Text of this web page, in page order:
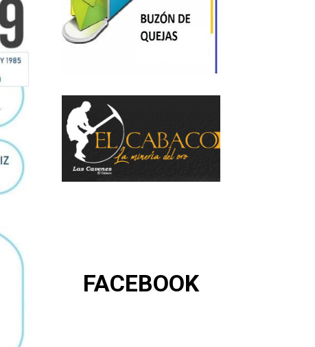
FACEBOOK